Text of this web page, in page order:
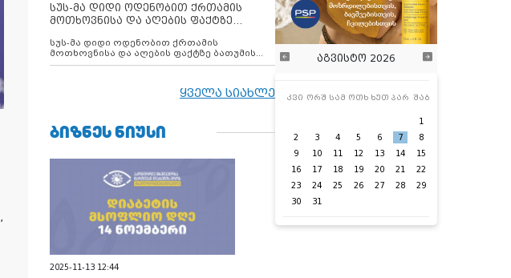
სუს-მა დიდი ოდენობით ქრთამის
მოთხოვნისა და აღების ფაქტზე
დააკავა
სუს-მა დიდი ოდენობით ქრთამის
მოთხოვნისა და აღების ფაქტზე ბათუმის
მერიის თანამშრომელი დააკავა
ყველა სიახლე
ᲑᲘᲖᲜᲔᲡ ᲜᲘᲣᲡᲘ
2025-11-13 12:44
აგვისტო 2026
კვი ორშ სამ ოთხ ხუთ პარ შაბ
1
2
3 4 5 6 7
8
9
10 11 12 13 14
15
16
17 18 19 20 21
22
23
24 25 26 27 28
29
30
31